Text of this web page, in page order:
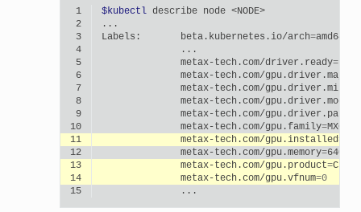
1 $kubectl describe node
<NODE>
2
3
Labels: beta.kubernetes.io/arch=
4
5
metax-tech.com/driver.ready=true
6
metax-tech.com/gpu.driver.major
7
metax-tech.com/gpu.driver.minor
8
metax-tech.com/gpu.driver.mode
9
metax-tech.com/gpu.driver.patch
10
metax-tech.com/gpu.family=
11
metax-tech.com/gpu.installed=
12
metax-tech.com/gpu.memory=
13
metax-tech.com/gpu.product=
14
metax-tech.com/gpu.vfnum=0
15